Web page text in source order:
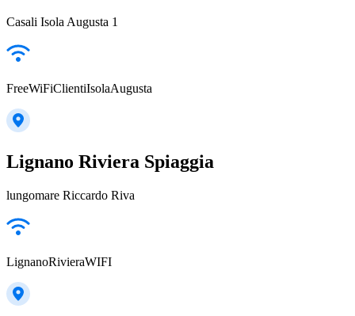
Casali Isola Augusta 1
FreeWiFiClientiIsolaAugusta
Lignano Riviera Spiaggia
lungomare Riccardo Riva
LignanoRivieraWIFI